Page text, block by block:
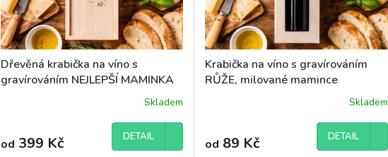
ůu
k
t
ů
Dřevěná krabička na víno s
gravírováním NEJLEPŠÍ MAMINKA
Skladem
od 399 Kč DETAIL
Krabička na víno s gravírováním
RŮŽE, milované mamince
Skladem
od 89 Kč DETAIL